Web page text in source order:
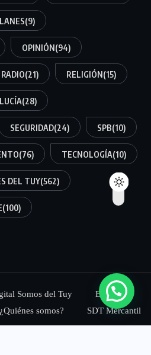
(9)
OPINIÓN(94)
RADIO(21) RELIGIÓN(15)
(28)
SEGURIDAD(24) SPB(10)
(76) TECNOLOGÍA(10)
DEL TUY(562)
(100)
Somos del Tuy
Blog
¿Quiénes somos? SDT Mercantil